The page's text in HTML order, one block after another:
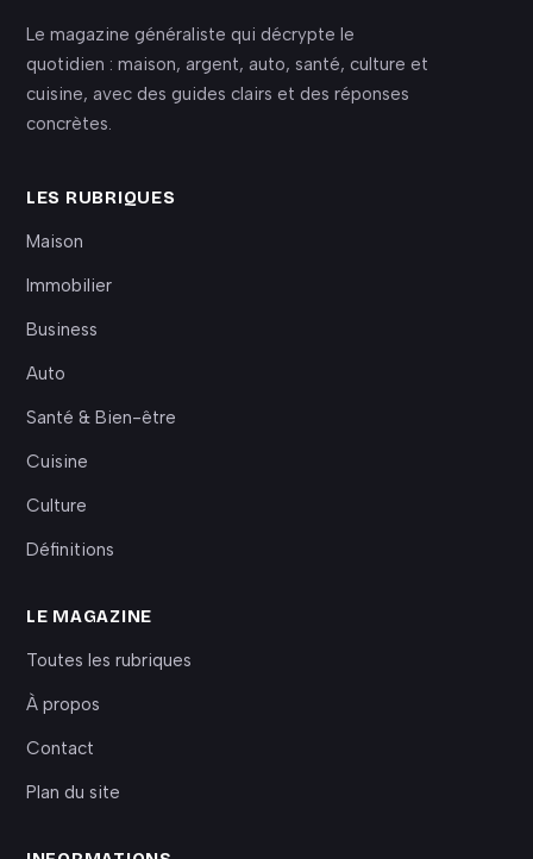
Le magazine généraliste qui décrypte le
quotidien : maison, argent, auto, santé, culture et
cuisine, avec des guides clairs et des réponses
concrètes.
LES RUBRIQUES
Maison
Immobilier
Business
Auto
Santé & Bien-être
Cuisine
Culture
Définitions
LE MAGAZINE
Toutes les rubriques
À propos
Contact
Plan du site